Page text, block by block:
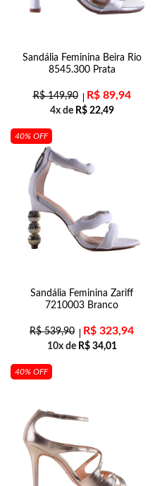
Sandália Feminina Beira Rio
8545.300 Prata
R$149,90 R$89,94
4x de R$22,49
40% OFF
Sandália Feminina Zariff
7210003 Branco
R$539,90 R$ 323,94
10x de R$34,01
40% OFF